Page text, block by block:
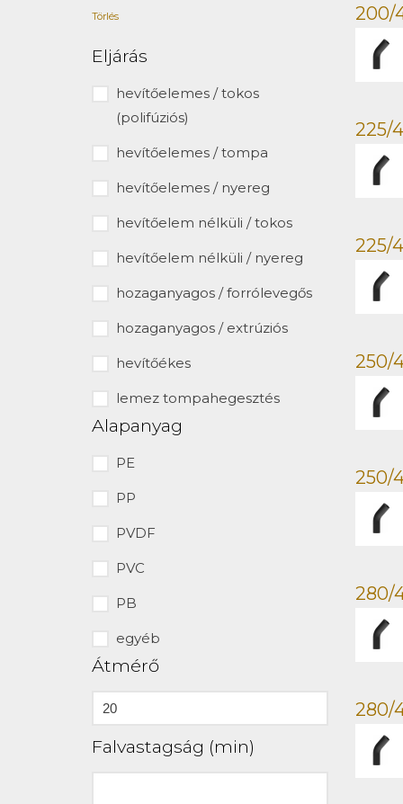
Törlés
Eljárás
hevítőelemes / tokos
(polifúziós)
hevítőelemes / tompa
hevítőelemes / nyereg
hevítőelem nélküli / tokos
hevítőelem nélküli / nyereg
hozaganyagos / forrólevegős
hozaganyagos / extrúziós
hevítőékes
lemez tompahegesztés
Alapanyag
PE
PP
PVDF
PVC
PB
egyéb
Átmérő
Falvastagság (min)
200/
225/
225/
250/
250/
280/
280/